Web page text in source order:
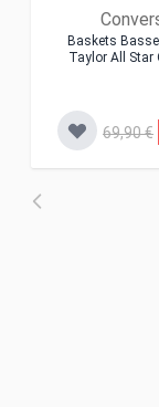
Baskets
Taylor All Star
69,90 €